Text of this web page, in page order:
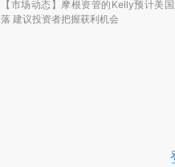
【市场动态】摩根资管的Kelly预计美
落 建议投资者把握获利机会